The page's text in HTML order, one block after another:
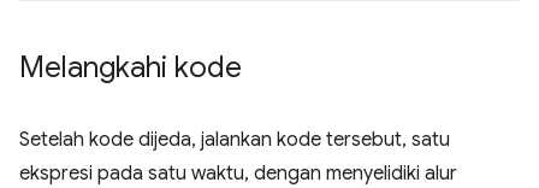
Melangkahi kode
Setelah kode dijeda, jalankan kode tersebut, satu
ekspresi pada satu waktu, dengan menyelidiki alur